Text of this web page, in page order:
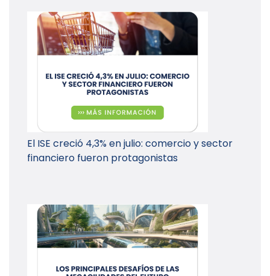
El ISE creció 4,3% en julio: comercio y sector
financiero fueron protagonistas